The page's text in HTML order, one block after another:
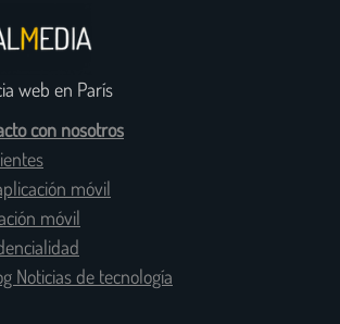
web en París
con nosotros
móvil
móvil
Noticias de tecnología